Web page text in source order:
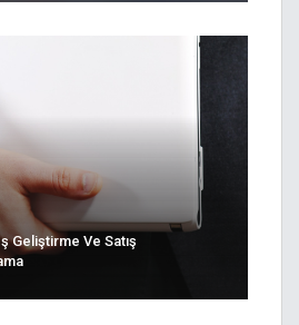
Geliştirme Ve Satış